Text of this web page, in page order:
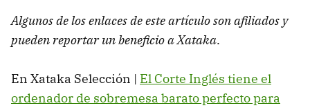
Algunos de los enlaces de este artículo son afiliados y
pueden reportar un beneficio a Xataka.
En Xataka Selección | El Corte Inglés tiene el
ordenador de sobremesa barato perfecto para